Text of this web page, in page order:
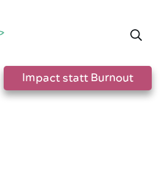
Impact statt Burnout